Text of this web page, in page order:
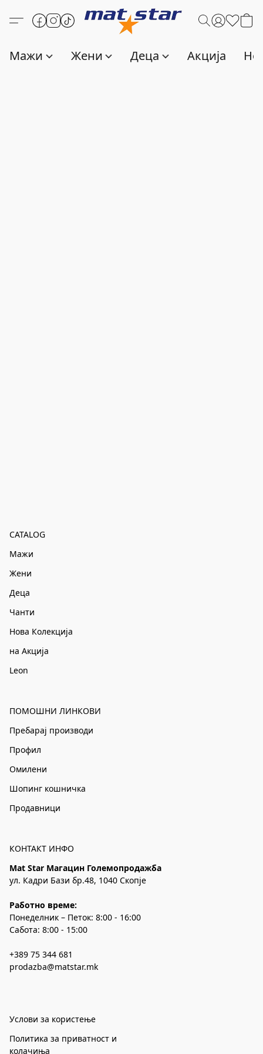
Мажи Жени Деца Акција
CATALOG
Мажи
Жени
Деца
Чанти
Нова Колекција
на Акција
Leon
ПОМОШНИ ЛИНКОВИ
Пребарај производи
Профил
Омилени
Шопинг кошничка
Продавници
КОНТАКТ ИНФО
Mat Star Магацин Големопродажба
ул. Кадри Бази бр.48, 1040 Скопје
Работно време:
Понеделник – Петок: 8:00 - 16:00
Сабота: 8:00 - 15:00
+389 75 344 681
prodazba@matstar.mk
Услови за користење
Политика за приватност и
колачиња